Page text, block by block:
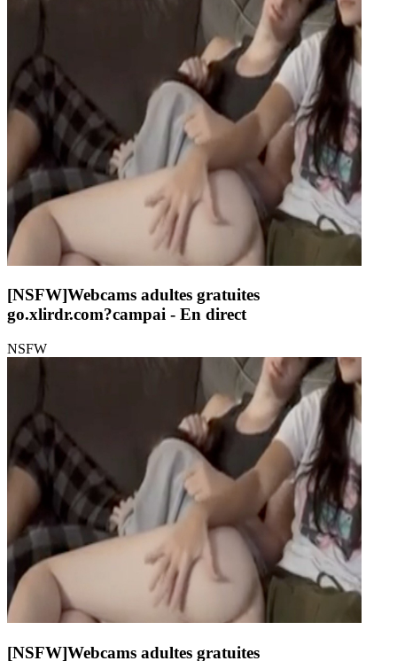
[NSFW]Webcams adultes gratuites
go.xlirdr.com?campai - En direct
NSFW
[NSFW]Webcams adultes gratuites